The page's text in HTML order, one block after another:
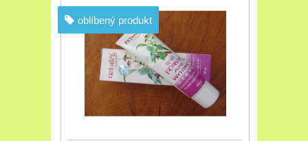
oblíbený produkt